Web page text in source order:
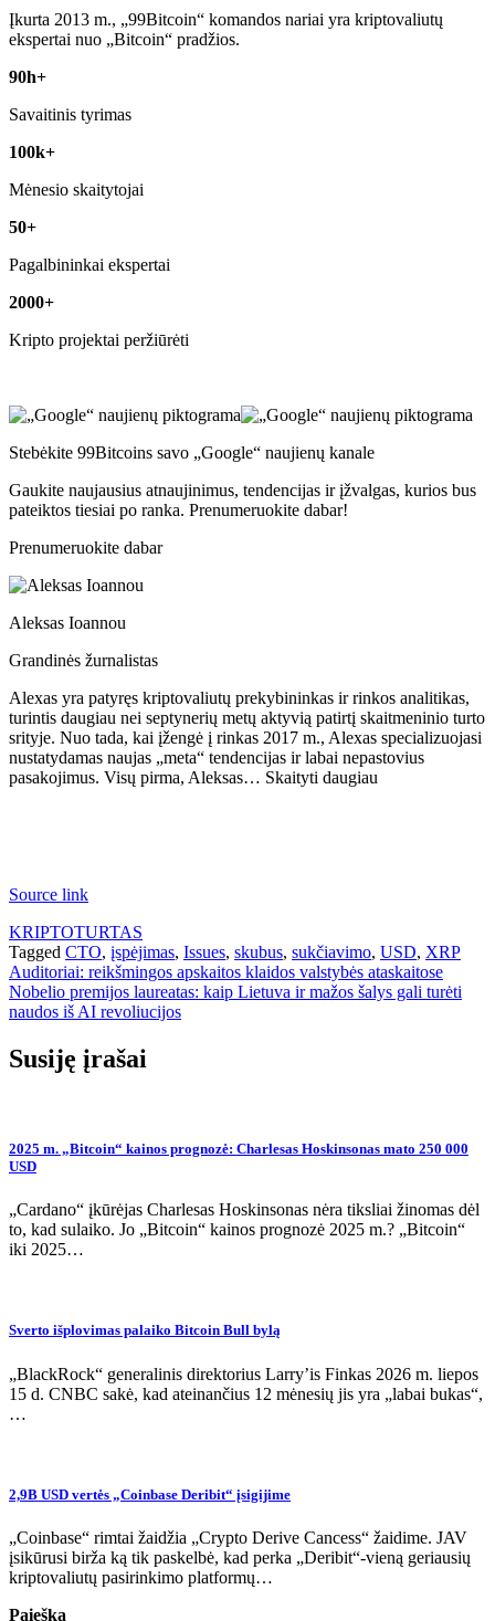
Įkurta 2013 m., „99Bitcoin“ komandos nariai yra kriptovaliutų
ekspertai nuo „Bitcoin“ pradžios.
90h+
Savaitinis tyrimas
100k+
Mėnesio skaitytojai
50+
Pagalbininkai ekspertai
2000+
Kripto projektai peržiūrėti
Stebėkite 99Bitcoins savo „Google“ naujienų kanale
Gaukite naujausius atnaujinimus, tendencijas ir įžvalgas, kurios bus
pateiktos tiesiai po ranka. Prenumeruokite dabar!
Prenumeruokite dabar
Aleksas Ioannou
Grandinės žurnalistas
Alexas yra patyręs kriptovaliutų prekybininkas ir rinkos analitikas,
turintis daugiau nei septynerių metų aktyvią patirtį skaitmeninio turto
srityje. Nuo tada, kai įžengė į rinkas 2017 m., Alexas specializuojasi
nustatydamas naujas „meta“ tendencijas ir labai nepastovius
pasakojimus. Visų pirma, Aleksas… Skaityti daugiau
Source link
KRIPTOTURTAS
Tagged CTO, įspėjimas, Issues, skubus, sukčiavimo, USD, XRP
Navigacija
tarp
Auditoriai: reikšmingos apskaitos klaidos valstybės ataskaitose
Nobelio premijos laureatas: kaip Lietuva ir mažos šalys gali turėti
naudos iš AI revoliucijos
Susiję įrašai
2025 m. „Bitcoin“ kainos prognozė: Charlesas Hoskinsonas mato 250 000
USD
„Cardano“ įkūrėjas Charlesas Hoskinsonas nėra tiksliai žinomas dėl
to, kad sulaiko. Jo „Bitcoin“ kainos prognozė 2025 m.? „Bitcoin“
iki 2025…
Sverto išplovimas palaiko Bitcoin Bull bylą
„BlackRock“ generalinis direktorius Larry’is Finkas 2026 m. liepos
15 d. CNBC sakė, kad ateinančius 12 mėnesių jis yra „labai bukas“,
…
2,9B USD vertės „Coinbase Deribit“ įsigijime
„Coinbase“ rimtai žaidžia „Crypto Derive Cancess“ žaidime. JAV
įsikūrusi birža ką tik paskelbė, kad perka „Deribit“-vieną geriausių
kriptovaliutų pasirinkimo platformų…
Paieška